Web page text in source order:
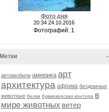
Фото дня
20:34 24.10.2016
Фотографий: 1
-
Метки
автомобили америка арт
архитектура африка бездомные
животные белки букмекерская контора в
мире животных ветер